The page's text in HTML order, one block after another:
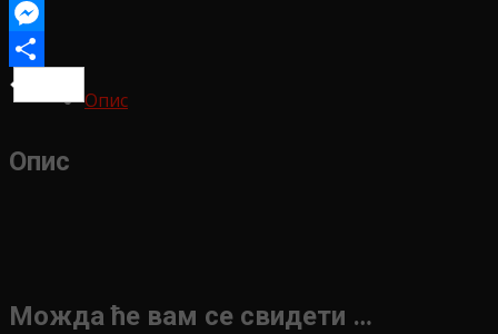
Twitter
Messenger
Опис
Опис
Можда ће вам се свидети …